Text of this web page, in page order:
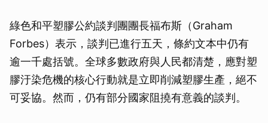
綠色和平塑膠公約談判團團長福布斯（Graham
Forbes）表示，談判已進行五天，條約文本中仍有
逾一千處括號。全球多數政府與人民都清楚，應對塑
膠汙染危機的核心行動就是立即削減塑膠生產，絕不
可妥協。然而，仍有部分國家阻撓有意義的談判。